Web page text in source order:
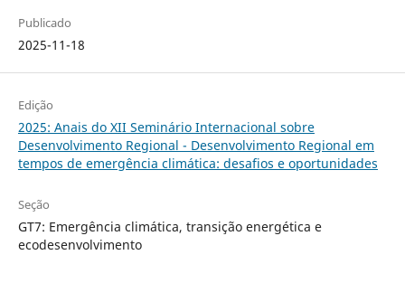
Publicado
2025-11-18
Edição
2025: Anais do XII Seminário Internacional sobre
Desenvolvimento Regional - Desenvolvimento Regional em
tempos de emergência climática: desafios e oportunidades
Seção
GT7: Emergência climática, transição energética e
ecodesenvolvimento